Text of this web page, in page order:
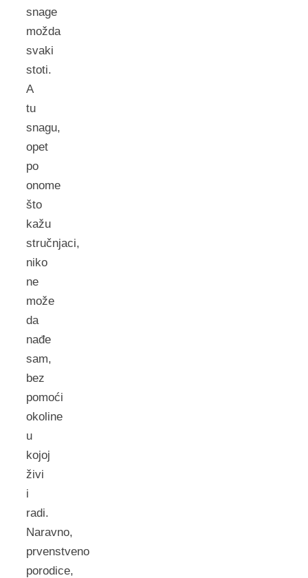
snage
možda
svaki
stoti.
A
tu
snagu,
opet
po
onome
što
kažu
stručnjaci,
niko
ne
može
da
nađe
sam,
bez
pomoći
okoline
u
kojoj
živi
i
radi.
Naravno,
prvenstveno
porodice,